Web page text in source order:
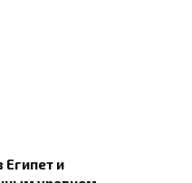
Египет и